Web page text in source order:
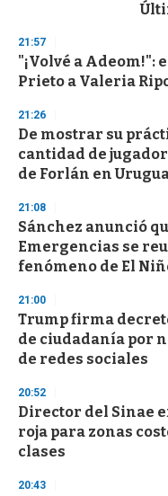
d
s
o
f
3
s
e
c
o
d
s
21:57
"¡Volvé a Adeom!":
Prieto a Valeria
21:26
De mostrar su
cantidad de
de Forlán en
21:08
Sánchez anunció
Emergencias se
fenómeno de El
21:00
Trump firma
de ciudadanía por
de redes sociales
20:52
Director del Sinae
roja para zonas
clases
20:43